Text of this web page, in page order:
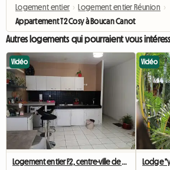
Logement entier › Logement entier Réunion ›
Appartement T2 Cosy à Boucan Canot
Autres logements qui pourraient vous
Vidéo Vidéo
Lodge